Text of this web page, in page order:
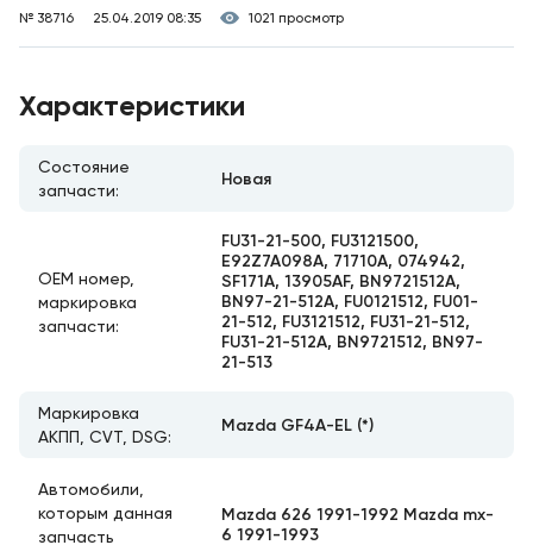
№ 38716 25.04.2019 08:35 1021 просмотр
Характеристики
Состояние
запчасти:
Новая
ОЕМ номер,
маркировка
запчасти:
FU31-21-500, FU3121500,
E92Z7A098A, 71710A, 074942,
SF171A, 13905AF, BN9721512A,
BN97-21-512A, FU0121512, FU01-
21-512, FU3121512, FU31-21-512,
FU31-21-512A, BN9721512, BN97-
21-513
Маркировка
АКПП, CVT, DSG:
Mazda GF4A-EL (*)
Автомобили,
которым данная
запчасть
Mazda 626 1991-1992 Mazda mx-
6 1991-1993